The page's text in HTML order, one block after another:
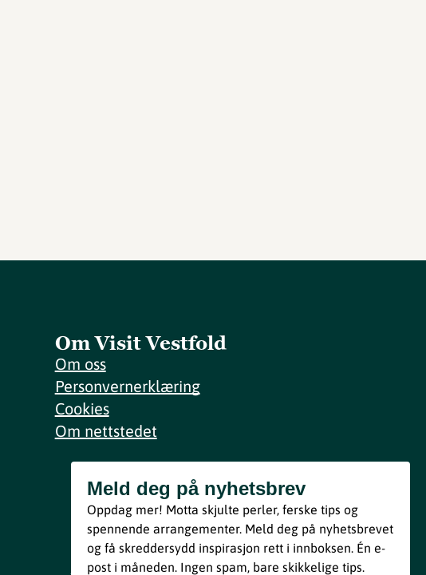
Om Visit Vestfold
Om oss
Personvernerklæring
Cookies
Om nettstedet
Meld deg på nyhetsbrev
Bli med
Ved å melde deg inn godtar du våre vilkår i henhold til vår
personvernerklæring.
Meld deg på nyhetsbrev
Oppdag mer! Motta skjulte perler, ferske tips og
spennende arrangementer. Meld deg på nyhetsbrevet
og få skreddersydd inspirasjon rett i innboksen. Én e-
post i måneden. Ingen spam, bare skikkelige tips.